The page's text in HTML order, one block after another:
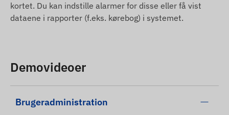
kortet. Du kan indstille alarmer for disse eller få vist
dataene i rapporter (f.eks. kørebog) i systemet.
Demovideoer
Brugeradministration